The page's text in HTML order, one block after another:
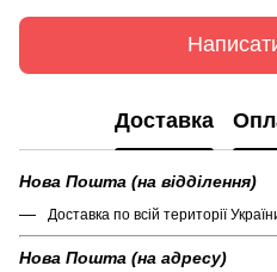
Доставка
Нова Пошта (на відділення)
Доставка по всій території
Нова Пошта (на адресу)